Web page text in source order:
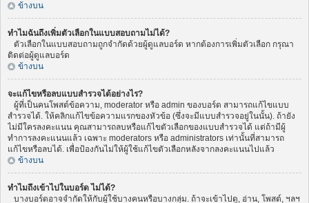
ข้างบน
ทำไมฉันถึงเพิ่มตัวเลือกในแบบสอบถามไม่ได้?
ตัวเลือกในแบบสอบถามถูกจำกัดด้วยผู้ดูแลบอร์ด หากต้องการเพิ่มตัวเลือก กรุณา
ติดต่อผู้ดูแลบอร์ด
ข้างบน
จะแก้ไขหรือลบแบบสำรวจได้อย่างไร?
ผู้ที่เป็นคนโพสต์ข้อความ, moderator หรือ admin ของบอร์ด สามารถแก้ไขแบบ
สำรวจได้. ให้คลิกแก้ไขข้อความแรกของหัวข้อ (ซึ่งจะมีแบบสำรวจอยู่ในนั้น). ถ้ายัง
ไม่มีใครลงคะแนน คุณสามารถลบหรือแก้ไขตัวเลือกของแบบสำรวจได้ แต่ถ้ามีผู้
ทำการลงคะแนนแล้ว เฉพาะ moderators หรือ administrators เท่านั้นที่สามารถ
แก้ไขหรือลบได้. เพื่อป้องกันไม่ให้ผู้ใช้แก้ไขตัวเลือกหลังจากลงคะแนนไปแล้ว
ข้างบน
ทำไมถึงเข้าไปในบอร์ด ไม่ได้?
บางบอร์ดอาจจำกัดให้กับผู้ใช้บางคนหรือบางกลุ่ม. ถ้าจะเข้าไปดู, อ่าน, โพสต์, ฯลฯ